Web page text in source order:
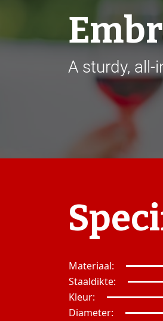
A sturdy, all-
Materiaal:
Staaldikte:
Kleur:
Diameter: